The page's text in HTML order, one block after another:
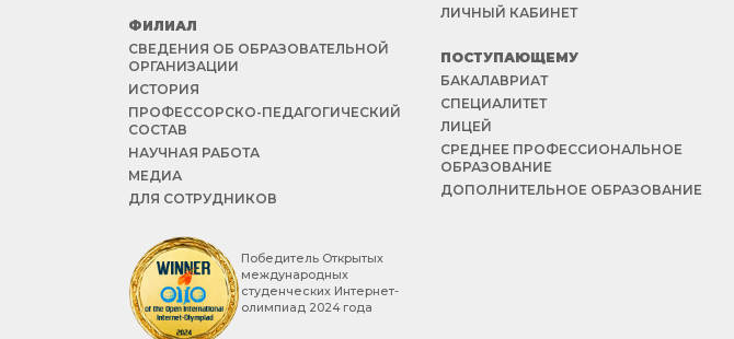
ФИЛИАЛ
СВЕДЕНИЯ ОБ ОБРАЗОВАТЕЛЬНОЙ
ОРГАНИЗАЦИИ
ИСТОРИЯ
ПРОФЕССОРСКО-ПЕДАГОГИЧЕСКИЙ
СОСТАВ
НАУЧНАЯ РАБОТА
МЕДИА
ДЛЯ СОТРУДНИКОВ
Победитель Открытых
международных
студенческих Интернет-
олимпиад 2024 года
ЛИЧНЫЙ КАБИНЕТ
ПОСТУПАЮЩЕМУ
БАКАЛАВРИАТ
СПЕЦИАЛИТЕТ
ЛИЦЕЙ
СРЕДНЕЕ ПРОФЕССИОНАЛЬНОЕ
ОБРАЗОВАНИЕ
ДОПОЛНИТЕЛЬНОЕ ОБРАЗОВАНИЕ